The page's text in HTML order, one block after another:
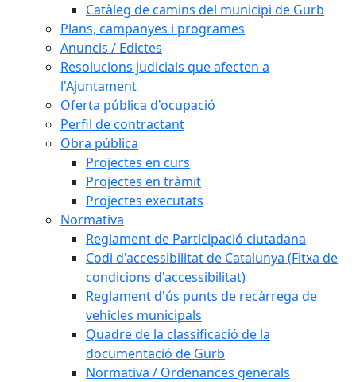
Catàleg de camins del municipi de Gurb
Plans, campanyes i programes
Anuncis / Edictes
Resolucions judicials que afecten a
l'Ajuntament
Oferta pública d'ocupació
Perfil de contractant
Obra pública
Projectes en curs
Projectes en tràmit
Projectes executats
Normativa
Reglament de Participació ciutadana
Codi d'accessibilitat de Catalunya (Fitxa de
condicions d'accessibilitat)
Reglament d'ús punts de recàrrega de
vehicles municipals
Quadre de la classificació de la
documentació de Gurb
Normativa / Ordenances generals